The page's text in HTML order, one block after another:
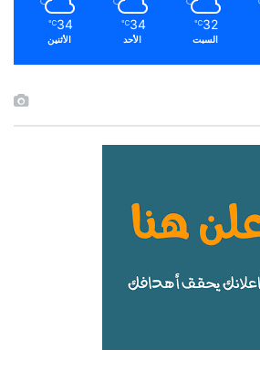
32
℃
السبت
34
℃
الأحد
34
℃
الأثنين